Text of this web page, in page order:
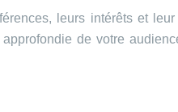
leurs intérêts et
de votre